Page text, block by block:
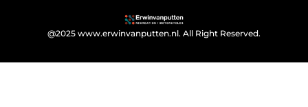
@2025 www.erwinvanputten.nl. All Right Reserved.